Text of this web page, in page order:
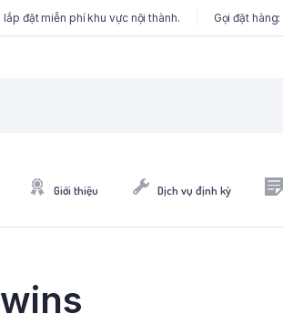
lắp đặt miễn phí khu vực nội thành. Gọi đặt hàng:
Giới thiệu Dịch vụ định kỳ